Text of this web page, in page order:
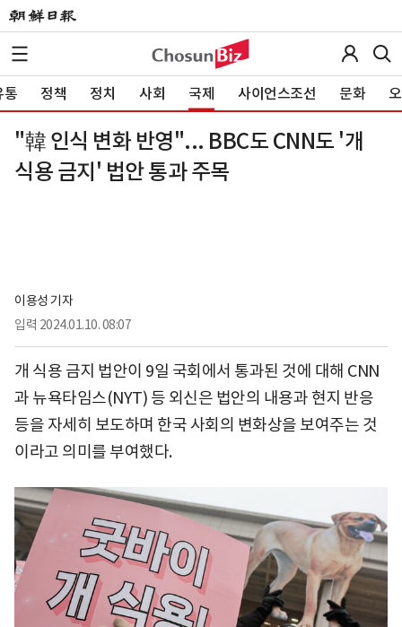
통 정책 정치 사회 국제 사이언스조선 문화
"韓 인식 변화 반영"... BBC도 CNN도 '개
식용 금지' 법안 통과 주목
이용성 기자
입력 2024.01.10. 08:07
개 식용 금지 법안이 9일 국회에서 통과된 것에 대해 CNN
과 뉴욕타임스(NYT) 등 외신은 법안의 내용과 현지 반응
등을 자세히 보도하며 한국 사회의 변화상을 보여주는 것
이라고 의미를 부여했다.